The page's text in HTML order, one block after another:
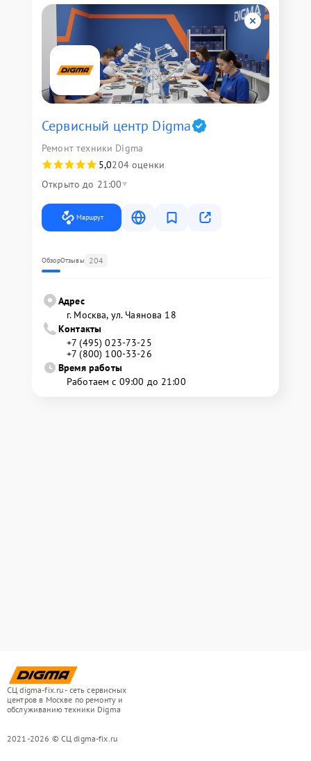
Сервисный центр Digma
Ремонт техники Digma
5,0204 оценки
Открыто до 21:00
Маршрут
ОбзорОтзывы 204
Адрес
г. Москва, ул. Чаянова 18
Контакты
+7 (495) 023-73-25
+7 (800) 100-33-26
Время работы
Работаем с 09:00 до 21:00
СЦ digma-fix.ru - сеть сервисных
центров в Москве по ремонту и
обслуживанию техники Digma
2021-2026 © СЦ digma-fix.ru